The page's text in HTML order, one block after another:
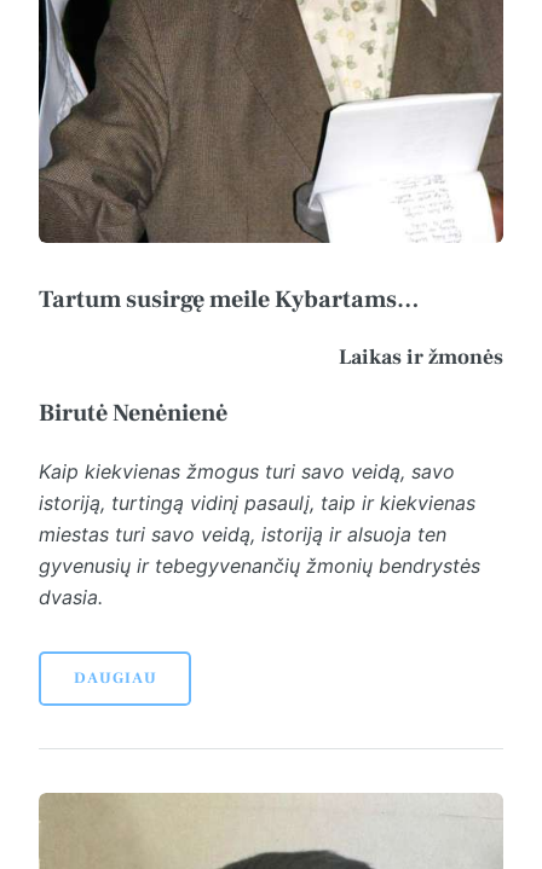
Tartum susirgę meile Kybartams…
Laikas ir žmonės
Birutė Nenėnienė
Kaip kiekvienas žmogus turi savo veidą, savo
istoriją, turtingą vidinį pasaulį, taip ir kiekvienas
miestas turi savo veidą, istoriją ir alsuoja ten
gyvenusių ir tebegyvenančių žmonių bendrystės
dvasia.
DAUGIAU